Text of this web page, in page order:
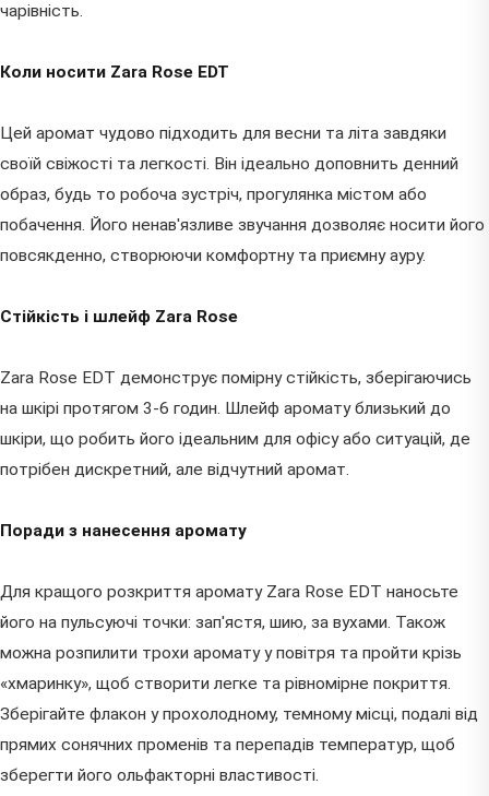
чарівність.
Коли носити Zara Rose EDT
Цей аромат чудово підходить для весни та літа завдяки
своїй свіжості та легкості. Він ідеально доповнить денний
образ, будь то робоча зустріч, прогулянка містом або
побачення. Його ненав'язливе звучання дозволяє носити його
повсякденно, створюючи комфортну та приємну ауру.
Стійкість і шлейф Zara Rose
Zara Rose EDT демонструє помірну стійкість, зберігаючись
на шкірі протягом 3-6 годин. Шлейф аромату близький до
шкіри, що робить його ідеальним для офісу або ситуацій, де
потрібен дискретний, але відчутний аромат.
Поради з нанесення аромату
Для кращого розкриття аромату Zara Rose EDT наносьте
його на пульсуючі точки: зап'ястя, шию, за вухами. Також
можна розпилити трохи аромату у повітря та пройти крізь
«хмаринку», щоб створити легке та рівномірне покриття.
Зберігайте флакон у прохолодному, темному місці, подалі від
прямих сонячних променів та перепадів температур, щоб
зберегти його ольфакторні властивості.